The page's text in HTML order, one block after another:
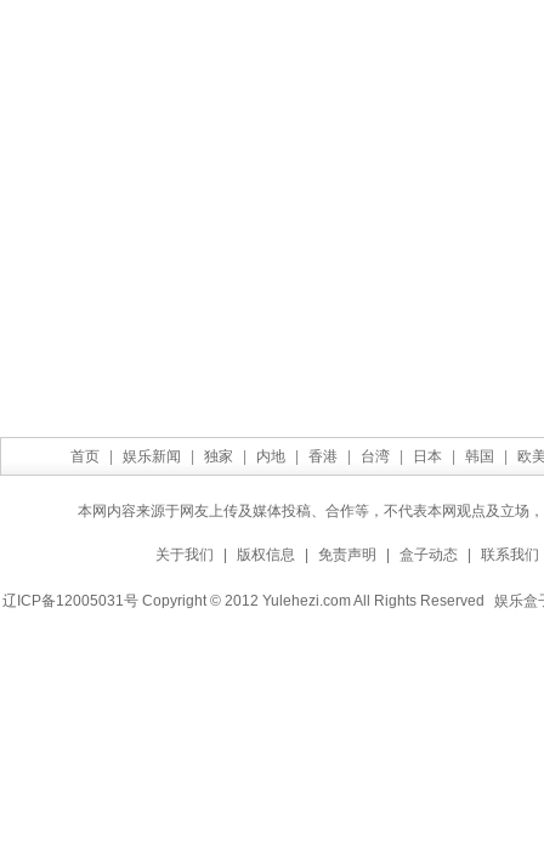
首页 娱乐新闻 独家 内地 香港 台湾 日本 韩国 欧
本网内容来源于网友上传及媒体投稿、合作等，不代表本网观点及立场
关于我们 版权信息 免责声明 盒子动态 联系我们
辽ICP备12005031号 Copyright © 2012 Yulehezi.com All Rights Reserved 娱乐盒